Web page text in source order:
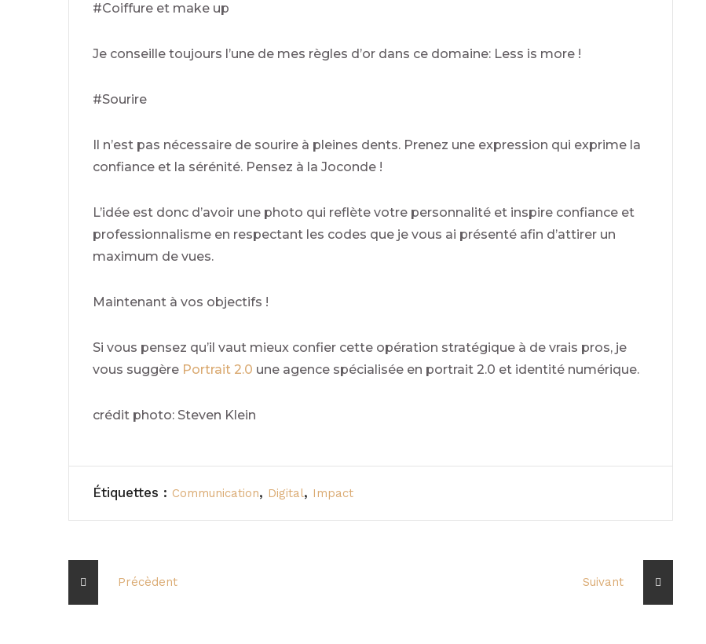
#Coiffure et make up
Je conseille toujours l’une de mes règles d’or dans ce domaine: Less is more !
#Sourire
Il n’est pas nécessaire de sourire à pleines dents. Prenez une expression qui exprime la
confiance et la sérénité. Pensez à la Joconde !
L’idée est donc d’avoir une photo qui reflète votre personnalité et inspire confiance et
professionnalisme en respectant les codes que je vous ai présenté afin d’attirer un
maximum de vues.
Maintenant à vos objectifs !
Si vous pensez qu’il vaut mieux confier cette opération stratégique à de vrais pros, je
vous suggère Portrait 2.0 une agence spécialisée en portrait 2.0 et identité numérique.
crédit photo: Steven Klein
Étiquettes : Communication, Digital, Impact
Précèdent Suivant